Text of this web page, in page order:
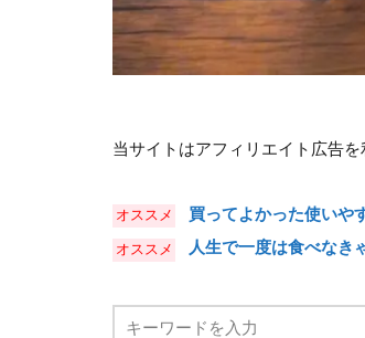
当サイトはアフィリエイト広告
買ってよかった使いや
人生で一度は食べなき